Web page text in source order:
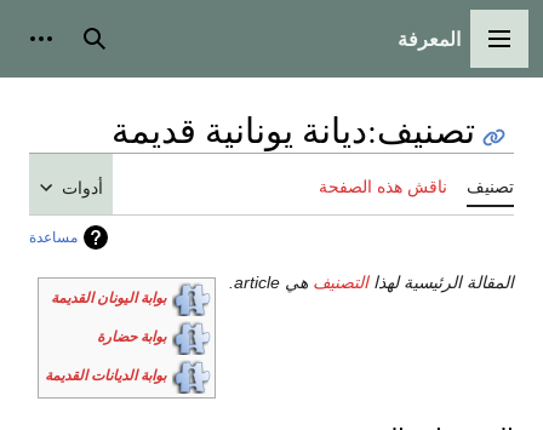
القائمة الرئيسية
المعرفة بحث
تصنيف:ديانة يونانية قديمة
تصنيف ناقش هذه الصفحة أدوات
مساعدة
بوابة اليونان القديمة
بوابة حضارة
بوابة الديانات القديمة
المقالة الرئيسية لهذاالتصنيف هي article.